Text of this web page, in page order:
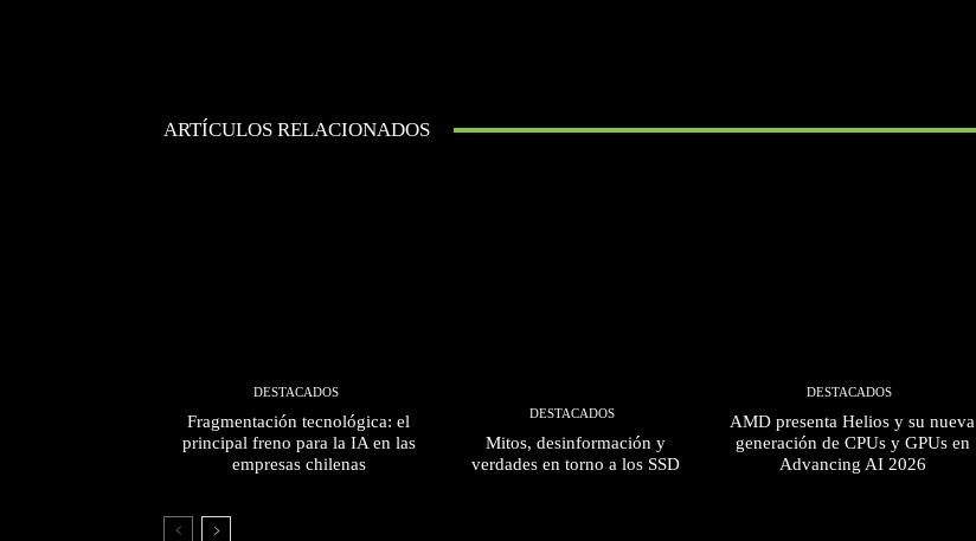
ARTÍCULOS RELACIONADOS
DESTACADOS
Fragmentación tecnológica: el
principal freno para la IA en las
empresas chilenas
DESTACADOS
Mitos, desinformación y
verdades en torno a los SSD
DESTACADOS
AMD presenta Helios y su nueva
generación de CPUs y GPUs en
Advancing AI 2026